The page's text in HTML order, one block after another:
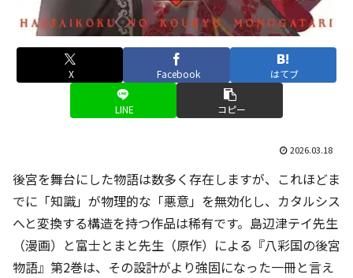
X Facebook はてブ
LINE コピー
2026.03.18
後宮を舞台にした物語は数多く存在しますが、これほどま
でに「知識」が物理的な「悪意」を無効化し、カタルシス
へと変換する構造を持つ作品は稀有です。島辺津テイ先生
（漫画）と富士とまと先生（原作）による『八彩国の後宮
物語』第2巻は、その設計がより強固になった一冊と言え